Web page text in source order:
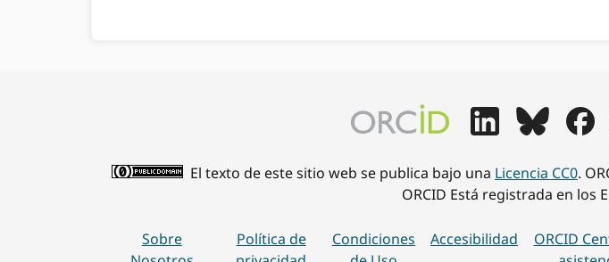
El texto de este sitio web se publica bajo una Licencia CC0.
ORCID Está registrada en los
Sobre
Política de
Condiciones
Accesibilidad
ORCID